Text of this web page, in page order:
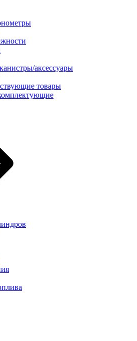
аксессуары
товары